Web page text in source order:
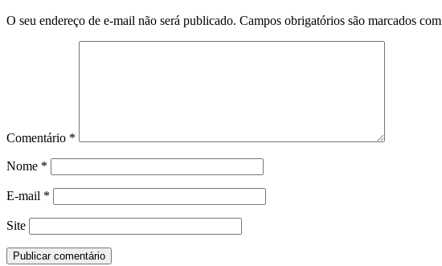
O seu endereço de e-mail não será publicado. Campos obrigatórios são marcados com
Comentário *
Nome *
E-mail *
Site